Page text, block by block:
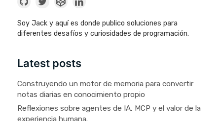
Soy Jack y aquí es donde publico soluciones para
diferentes desafíos y curiosidades de programación.
Latest posts
Construyendo un motor de memoria para convertir
notas diarias en conocimiento propio
Reflexiones sobre agentes de IA, MCP y el valor de la
experiencia humana.